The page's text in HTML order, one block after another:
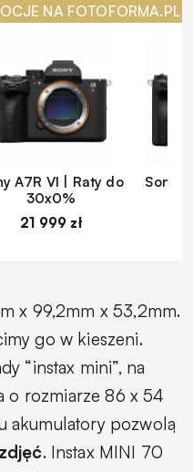
NA FOTOFORMA.PL
A7R VI | Raty do
30x0%
21 999 zł
Sony
x 99,2mm x 53,2mm.
go w kieszeni.
“instax mini”, na
o rozmiarze 86 x 54
akumulatory pozwolą
. Instax MINI 70